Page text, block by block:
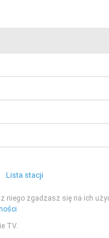
Lista stacji
niego zgadzasz się na ich
TV.